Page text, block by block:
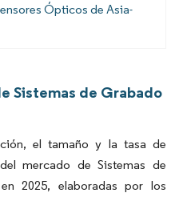
Ópticos de Asia-
Sistemas de Grabado
el tamaño y la tasa de
mercado de Sistemas de
2025, elaboradas por los